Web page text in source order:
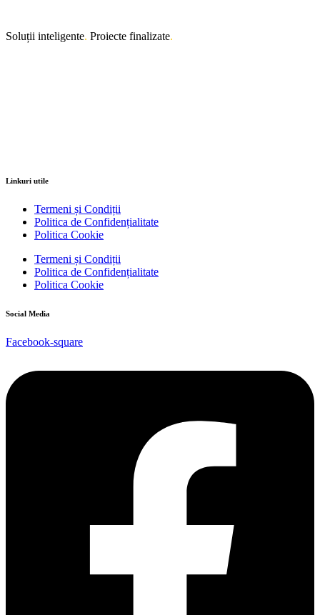
Soluții inteligente. Proiecte finalizate.
Linkuri utile
Termeni și Condiții
Politica de Confidențialitate
Politica Cookie
Termeni și Condiții
Politica de Confidențialitate
Politica Cookie
Social Media
Facebook-square